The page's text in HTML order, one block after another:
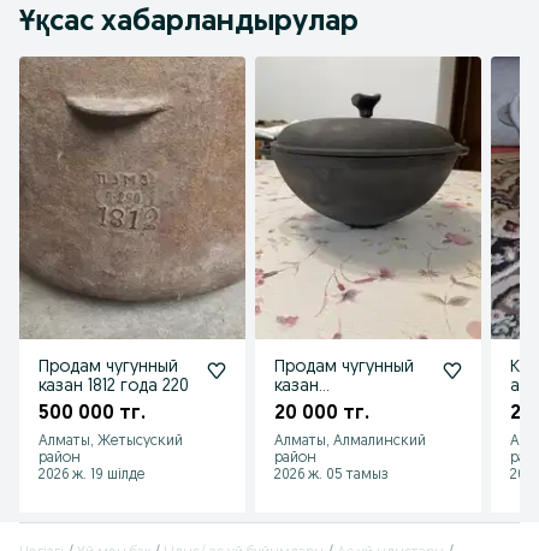
Ұқсас хабарландырулар
Продам чугунный
казан 1812 года 220
500 000 тг.
Алматы, Жетысуский
район
2026 ж. 19 шілде
Продам чугунный
казан
протзводства
(Украина) объемом
4 л.
20 000 тг.
Алматы, Алмалинский
район
2026 ж. 05 тамыз
20